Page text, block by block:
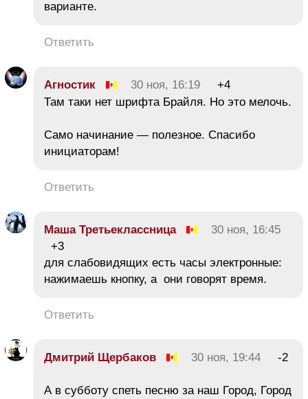
варианте.
Ответить
Агностик 30 ноя, 16:19
+4
Там таки нет шрифта Брайля. Но это мелочь.
Само начинание — полезное. Спасибо
инициаторам!
Ответить
Маша Третьеклассница
30 ноя, 16:45
+3
для слабовидящих есть часы электронные:
нажимаешь кнопку, а они говорят время.
Ответить
Дмитрий Щербаков 30 ноя, 19:44 -2
А в субботу спеть песню за наш Город, Город